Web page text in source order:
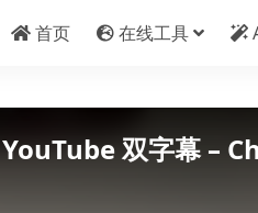
首页 在线工具
YouTube 双字幕 –